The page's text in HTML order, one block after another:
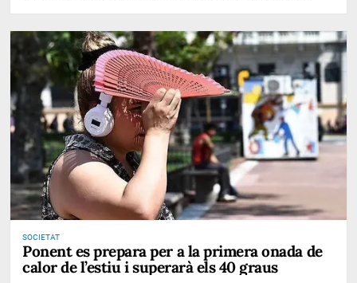
SOCIETAT
Ponent es prepara per a la primera onada de
calor de l’estiu i superarà els 40 graus